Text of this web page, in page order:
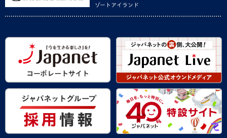
ゾートアイランド